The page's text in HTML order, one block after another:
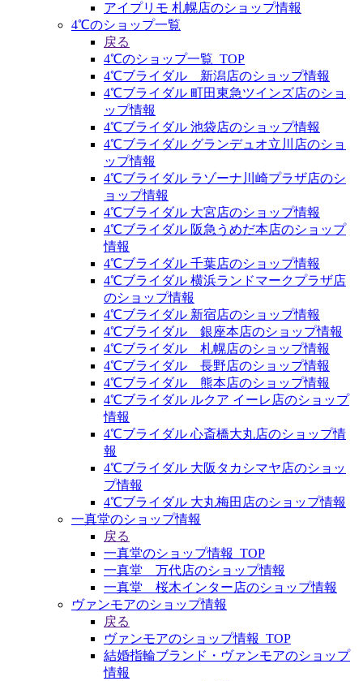
アイプリモ 札幌店のショップ情報
4℃のショップ一覧
戻る
4℃のショップ一覧_TOP
4℃ブライダル 新潟店のショップ情報
4℃ブライダル 町田東急ツインズ店のショ
ップ情報
4℃ブライダル 池袋店のショップ情報
4℃ブライダル グランデュオ立川店のショ
ップ情報
4℃ブライダル ラゾーナ川崎プラザ店のシ
ョップ情報
4℃ブライダル 大宮店のショップ情報
4℃ブライダル 阪急うめだ本店のショップ
情報
4℃ブライダル 千葉店のショップ情報
4℃ブライダル 横浜ランドマークプラザ店
のショップ情報
4℃ブライダル 新宿店のショップ情報
4℃ブライダル 銀座本店のショップ情報
4℃ブライダル 札幌店のショップ情報
4℃ブライダル 長野店のショップ情報
4℃ブライダル 熊本店のショップ情報
4℃ブライダル ルクア イーレ店のショップ
情報
4℃ブライダル 心斎橋大丸店のショップ情
報
4℃ブライダル 大阪タカシマヤ店のショッ
プ情報
4℃ブライダル 大丸梅田店のショップ情報
一真堂のショップ情報
戻る
一真堂のショップ情報_TOP
一真堂 万代店のショップ情報
一真堂 桜木インター店のショップ情報
ヴァンモアのショップ情報
戻る
ヴァンモアのショップ情報_TOP
結婚指輪ブランド・ヴァンモアのショップ
情報